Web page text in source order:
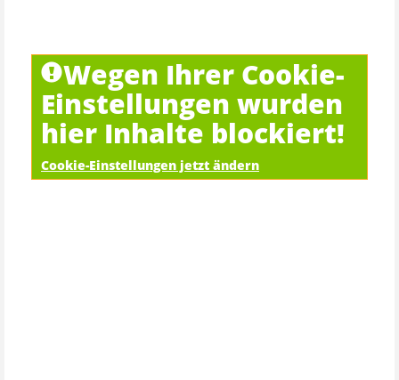
Wegen Ihrer Cookie-
Einstellungen wurden
hier Inhalte blockiert!
Cookie-Einstellungen jetzt ändern